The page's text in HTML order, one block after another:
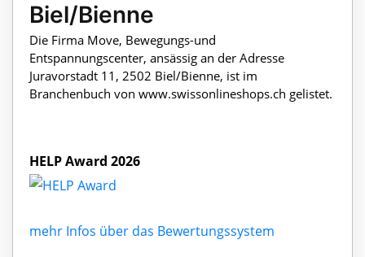
Biel/Bienne
Die Firma Move, Bewegungs-und
Entspannungscenter, ansässig an der Adresse
Juravorstadt 11, 2502 Biel/Bienne, ist im
Branchenbuch von www.swissonlineshops.ch gelistet.
HELP Award 2026
mehr Infos über das Bewertungssystem